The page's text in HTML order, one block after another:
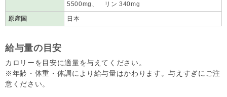
5500mg、 リン 340mg
原産国 日本
給与量の目安
カロリーを目安に適量を与えてください。
※年齢・体重・体調により給与量はかわります。与えすぎにご注
意ください。